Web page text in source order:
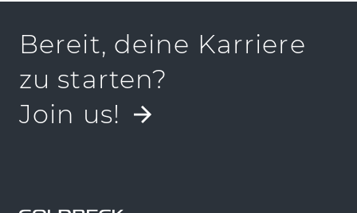
Bereit, deine Karriere
zu starten?
Join us!